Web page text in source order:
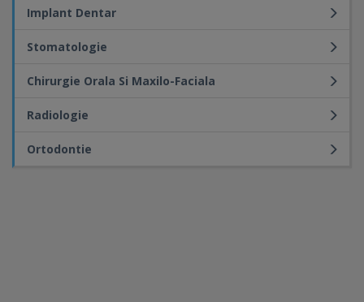
Implant Dentar
Stomatologie
Chirurgie Orala Si Maxilo-Faciala
Radiologie
Ortodontie